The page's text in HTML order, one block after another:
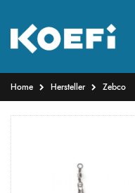
Home Hersteller Zebco
Zebco
von